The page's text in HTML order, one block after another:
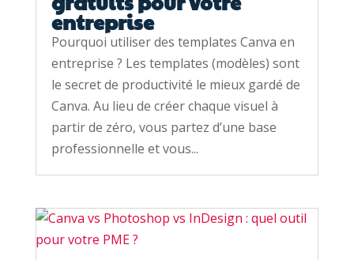
entreprise
Pourquoi utiliser des templates Canva en
entreprise ? Les templates (modèles) sont
le secret de productivité le mieux gardé de
Canva. Au lieu de créer chaque visuel à
partir de zéro, vous partez d’une base
professionnelle et vous...